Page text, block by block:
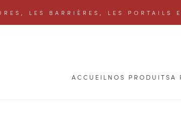
LES BARRIÈRES, LES PORTAILS
ACCUEIL NOS PRODUITSA